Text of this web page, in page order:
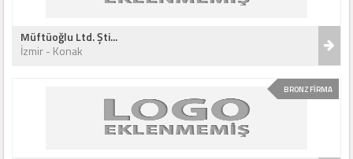
Müftüoğlu Ltd. Şti...
İzmir - Konak
BRONZ FİRMA